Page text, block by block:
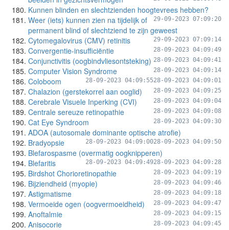
Kunnen blinden en slechtzienden hoogtevrees hebben?
29-09-2023 07:09:20
Weer (iets) kunnen zien na tijdelijk of
permanent blind of slechtziend te zijn geweest
29-09-2023 07:09:14
Cytomegalovirus (CMV) retinitis
28-09-2023 04:09:49
Convergentie-insufficiëntie
28-09-2023 04:09:41
Conjunctivitis (oogbindvliesontsteking)
28-09-2023 04:09:14
Computer Vision Syndrome
28-09-2023 04:09:01
Coloboom 28-09-2023 04:09:55
Chalazion (gerstekorrel aan ooglid) 28-09-2023 04:09:25
Cerebrale Visuele Inperking (CVI) 28-09-2023 04:09:04
Centrale sereuze retinopathie 28-09-2023 04:09:08
Cat Eye Syndroom 28-09-2023 04:09:30
ADOA (autosomale dominante optische atrofie)
28-09-2023 04:09:50
Bradyopsie 28-09-2023 04:09:00
Blefarospasme (overmatig oogknipperen)
28-09-2023 04:09:28
Blefaritis 28-09-2023 04:09:49
Birdshot Chorioretinopathie 28-09-2023 04:09:19
Bijziendheid (myopie) 28-09-2023 04:09:46
Astigmatisme 28-09-2023 04:09:18
Vermoeide ogen (oogvermoeidheid) 28-09-2023 04:09:47
Anoftalmie 28-09-2023 04:09:15
Anisocorie 28-09-2023 04:09:45